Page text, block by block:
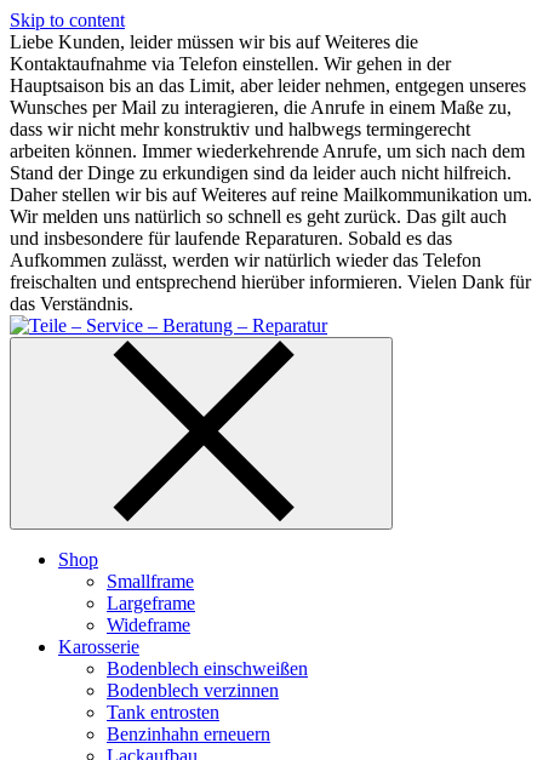
Skip to content
Liebe Kunden, leider müssen wir bis auf Weiteres die
Kontaktaufnahme via Telefon einstellen. Wir gehen in der
Hauptsaison bis an das Limit, aber leider nehmen, entgegen unseres
Wunsches per Mail zu interagieren, die Anrufe in einem Maße zu,
dass wir nicht mehr konstruktiv und halbwegs termingerecht
arbeiten können. Immer wiederkehrende Anrufe, um sich nach dem
Stand der Dinge zu erkundigen sind da leider auch nicht hilfreich.
Daher stellen wir bis auf Weiteres auf reine Mailkommunikation um.
Wir melden uns natürlich so schnell es geht zurück. Das gilt auch
und insbesondere für laufende Reparaturen. Sobald es das
Aufkommen zulässt, werden wir natürlich wieder das Telefon
freischalten und entsprechend hierüber informieren. Vielen Dank für
das Verständnis.
Shop
Smallframe
Largeframe
Wideframe
Karosserie
Bodenblech einschweißen
Bodenblech verzinnen
Tank entrosten
Benzinhahn erneuern
Lackaufbau